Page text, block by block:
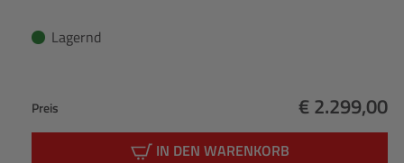
Lagernd
Preis
Regulärer
€ 2.299,00
IN DEN WARENKORB